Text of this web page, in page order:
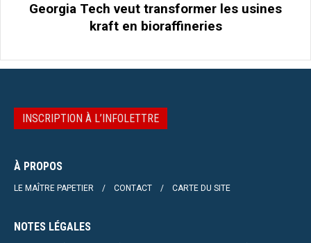
Georgia Tech veut transformer les usines
kraft en bioraffineries
INSCRIPTION À L’INFOLETTRE
À PROPOS
LE MAÎTRE PAPETIER CONTACT CARTE DU SITE
NOTES LÉGALES